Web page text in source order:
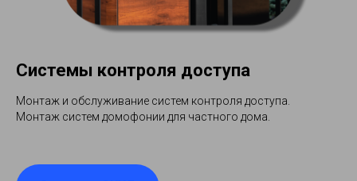
Системы контроля доступа
Монтаж и обслуживание систем контроля доступа.
Монтаж систем домофонии для частного дома.